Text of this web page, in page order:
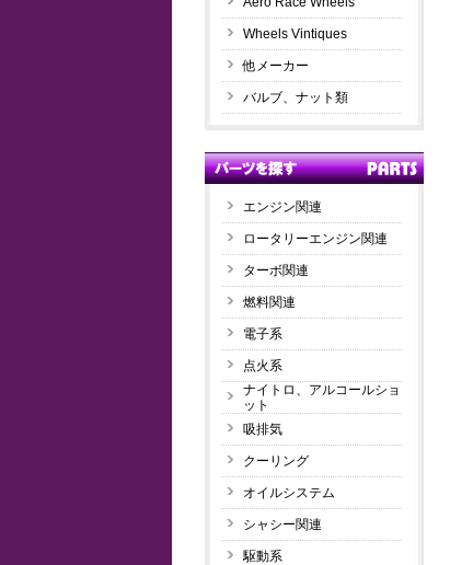
Wheels Vintiques
他メーカー
バルブ、ナット類
エンジン関連
ロータリーエンジン関連
ターボ関連
燃料関連
電子系
点火系
ナイトロ、アルコールショ
ット
吸排気
クーリング
オイルシステム
シャシー関連
駆動系